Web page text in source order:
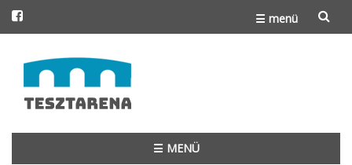
☰ menü
to
content
☰ MENÜ